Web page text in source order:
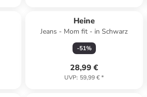
Heine
Jeans - Mom fit - in Schwarz
-51%
28,99 €
UVP: 59,99 €*